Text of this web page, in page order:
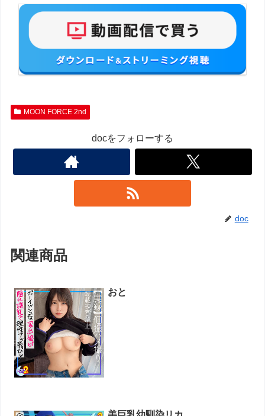
MOON FORCE 2nd
docをフォローする
doc
関連商品
おと